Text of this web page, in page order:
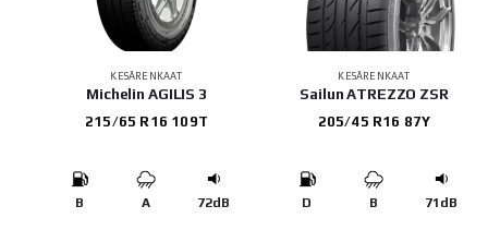
KESÄRENKAAT
Michelin AGILIS 3
215/65 R16 109T
B A 72dB
KESÄRENKAAT
Sailun ATREZZO ZSR
205/45 R16 87Y
D B 71dB